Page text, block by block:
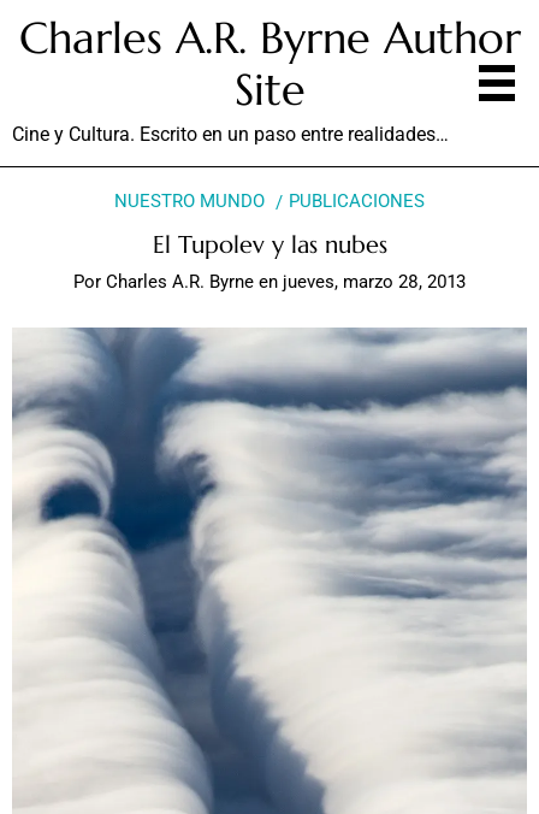
Charles A.R. Byrne Author
Site
Cine y Cultura. Escrito en un paso entre realidades…
NUESTRO MUNDO PUBLICACIONES
El Tupolev y las nubes
Por Charles A.R. Byrne en jueves, marzo 28, 2013